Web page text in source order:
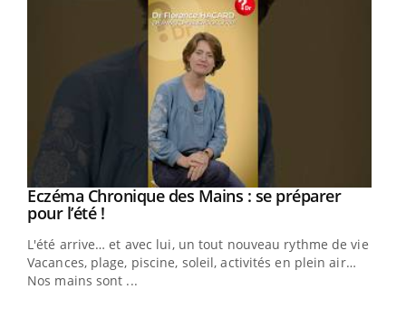
Youtube
Eczéma Chronique des Mains : se préparer
pour l’été !Youtube
L'été arrive… et avec lui, un tout nouveau rythme de vie !
Vacances, plage, piscine, soleil, activités en plein air…
Nos mains sont ...